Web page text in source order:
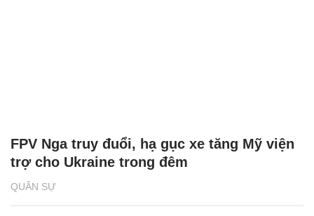
QUÂN SỰ
FPV Nga truy đuổi, hạ gục xe tăng Mỹ viện
trợ cho Ukraine trong đêm